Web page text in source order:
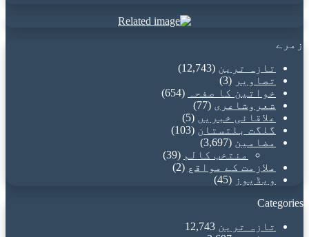
زمرے
تازہ ترین (12,743)
تصاویر (3)
خواتین کا صفحہ
(654)
شعروشاعری (77)
علاقائی خبریں (5)
گلگت بلتستان (103)
مضامین (3,697)
منتخب کالم (39)
ملازمت کے مواقع (2)
ویڈیوز (45)
Categories
تازہ ترین 12,743